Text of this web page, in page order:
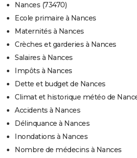
Nances (73470)
Ecole primaire à Nances
Maternités à Nances
Crèches et garderies à Nances
Salaires à Nances
Impôts à Nances
Dette et budget de Nances
Climat et historique météo de
Accidents à Nances
Délinquance à Nances
Inondations à Nances
Nombre de médecins à Nances